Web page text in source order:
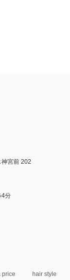
宮前 202
4分
price hair style